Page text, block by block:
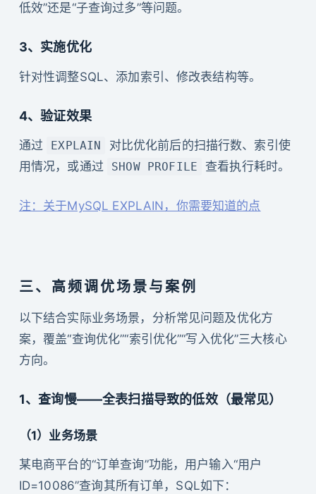
低效”还是“子查询过多”等问题。
3、实施优化
针对性调整SQL、添加索引、修改表结构等。
4、验证效果
通过 EXPLAIN
对比优化前后的扫描行数、索引使
用情况，或通过
SHOW PROFILE 查看执行耗时。
注：关于MySQL EXPLAIN，你需要知道的点
三、高频调优场景与案例
以下结合实际业务场景，分析常见问题及优化方
案，覆盖“查询优化”“索引优化”“写入优化”三大核心
方向。
1、查询慢——全表扫描导致的低效（最常见）
（1）业务场景
某电商平台的“订单查询”功能，用户输入“用户
ID=10086”查询其所有订单，SQL如下：